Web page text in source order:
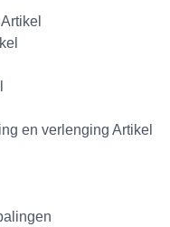
en verlenging Artikel